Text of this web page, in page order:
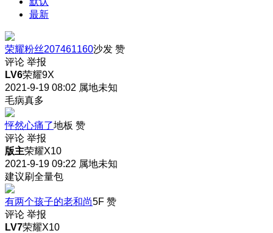
最新
荣耀粉丝207461160沙发 赞
评论 举报
LV6荣耀9X
2021-9-19 08:02 属地未知
毛病真多
怦然心痛了地板 赞
评论 举报
版主荣耀X10
2021-9-19 09:22 属地未知
建议刷全量包
有两个孩子的老和尚5F 赞
评论 举报
LV7荣耀X10